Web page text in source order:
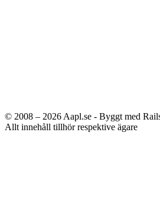
© 2008 – 2026 Aapl.se - Byggt med
Allt innehåll tillhör respektive ägare